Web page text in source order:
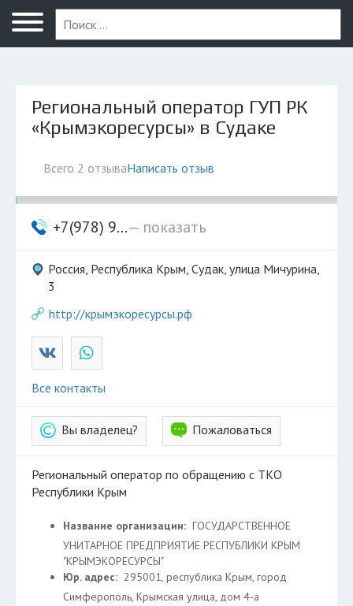
Феодосия
Региональный оператор ГУП РК
«Крымэкоресурсы» в Судаке
Всего 2 отзываНаписать отзыв
+7(978) 9...— показать
Россия, Республика Крым, Судак, улица Мичурина,
3
http://крымэкоресурсы.рф
Все контакты
Вы владелец? Пожаловаться
Региональный оператор по обращению с ТКО
Республики Крым
Название организации: ГОСУДАРСТВЕННОЕ
УНИТАРНОЕ ПРЕДПРИЯТИЕ РЕСПУБЛИКИ КРЫМ
"КРЫМЭКОРЕСУРСЫ"
Юр. адрес: 295001, республика Крым, город
Симферополь, Крымская улица, дом 4-а